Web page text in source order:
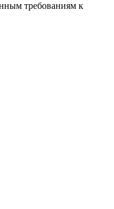
требованиям к